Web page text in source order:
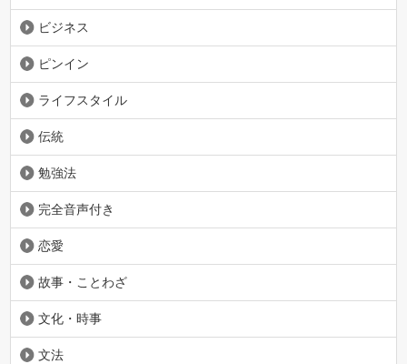
ビジネス
ピンイン
ライフスタイル
伝統
勉強法
完全音声付き
恋愛
故事・ことわざ
文化・時事
文法